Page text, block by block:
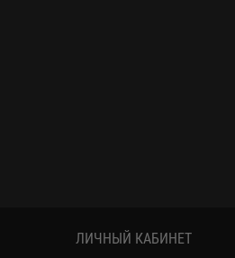
ЛИЧНЫЙ КАБИНЕТ